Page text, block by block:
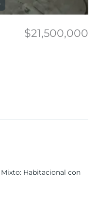
$21,500,000
Mixto: Habitacional con